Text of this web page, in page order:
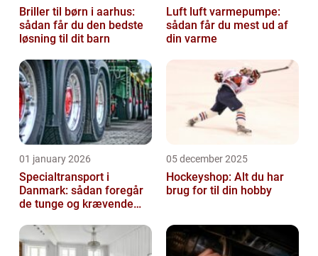
Briller til børn i aarhus:
sådan får du den bedste
løsning til dit barn
Luft luft varmepumpe:
sådan får du mest ud af
din varme
01 january 2026
Specialtransport i
Danmark: sådan foregår
de tunge og krævende
05 december 2025
Hockeyshop: Alt du har
brug for til din hobby